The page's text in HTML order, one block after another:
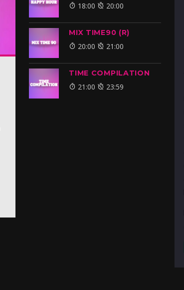
18:00 20:00
MIX TIME90 (R)
20:00 21:00
TIME COMPILATION
21:00 23:59